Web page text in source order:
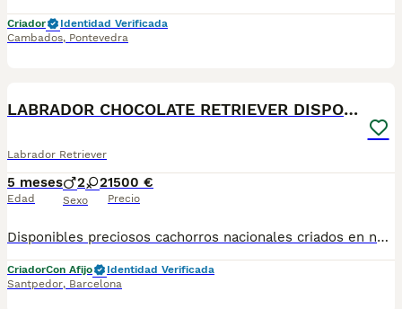
Criador
Identidad Verificada
Cambados, Pontevedra
LABRADOR CHOCOLATE RETRIEVER DISPONIBLE
Labrador Retriever
5 meses
Edad
2 2
Sexo
1500 €
Precio
Disponibles preciosos cachorros nacionales criados en nuestras instalaciones, en un ambiente familiar y responsable. Nuestros cachorros se entregan con cartilla de primera vacunación, vacunas correspondientes a su edad, desparasitados interna y externamente, y con microchip implantado y dado de alta. Además, realizamos un contrato de garantía que incluye: • Garantía vírica de 15 días. • Garantía congénita de 1 año. Desde la fecha de entrega del cachorro. Nos comprometemos al 100% con la salud, el bienestar y el cuidado de nuestros pequeños. Disponemos de Núcleo Zoológico Para más información, imágenes o cualquier consulta sin compromiso, pueden contactar con nosotros en los teléfonos: CRISTINA 📞 722 788 399 📞 932 514 529
CriadorCon Afijo
Identidad Verificada
Santpedor, Barcelona